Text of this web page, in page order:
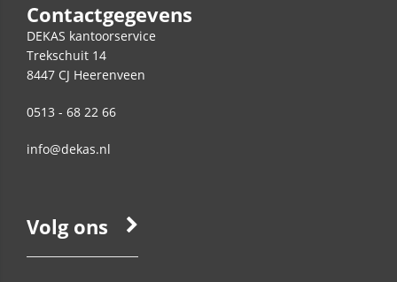
Contactgegevens
DEKAS kantoorservice
Trekschuit 14
8447 CJ Heerenveen
0513 - 68 22 66
info@dekas.nl
Volg ons